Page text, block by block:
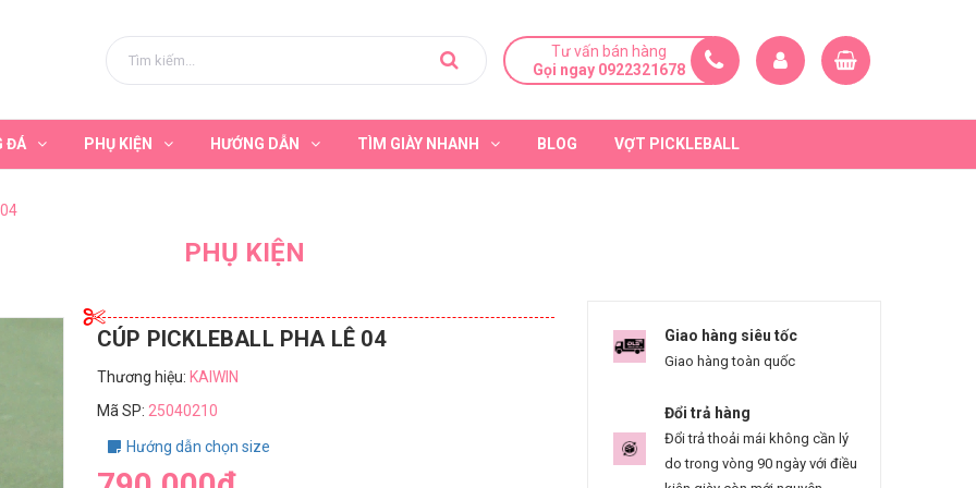
Tư vấn bán hàng
Gọi ngay 0922321678
ĐÁ PHỤ KIỆN HƯỚNG DẪN TÌM GIÀY NHANH BLOG VỢT PICKLEBALL
PHỤ KIỆN
CÚP PICKLEBALL PHA LÊ 04
Thương hiệu: KAIWIN
Mã SP: 25040210
Hướng dẫn chọn size
Giao hàng siêu tốc
Giao hàng toàn quốc
Đổi trả hàng
Đổi trả thoải mái không cần lý
do trong vòng 90 ngày với điều